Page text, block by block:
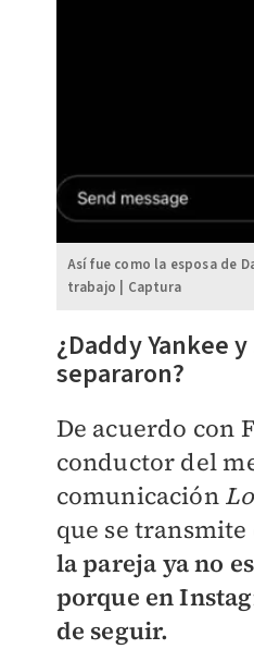
Así fue como la esposa de
trabajo | Captura
¿Daddy Yankee
separaron?
De acuerdo con
conductor del
comunicación
que se transmite
la pareja ya no
porque en
de seguir.